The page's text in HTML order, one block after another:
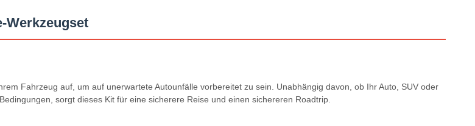
Werkzeugset
Fahrzeug auf, um auf unerwartete Autounfälle vorbereitet zu sein. Unabhängig davon, ob Ihr Auto, SUV oder
sorgt dieses Kit für eine sicherere Reise und einen sichereren Roadtrip.